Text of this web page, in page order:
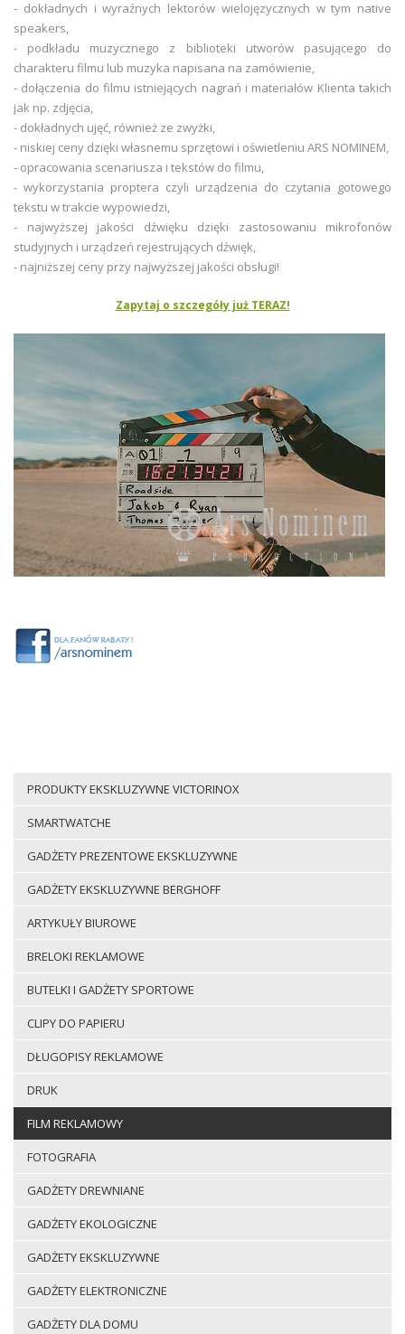
- dokładnych i wyraźnych lektorów wielojęzycznych w tym native
speakers,
- podkładu muzycznego z biblioteki utworów pasującego do
charakteru filmu lub muzyka napisana na zamówienie,
- dołączenia do filmu istniejących nagrań i materiałów Klienta takich
jak np. zdjęcia,
- dokładnych ujęć, również ze zwyżki,
- niskiej ceny dzięki własnemu sprzętowi i oświetleniu ARS NOMINEM,
- opracowania scenariusza i tekstów do filmu,
- wykorzystania proptera czyli urządzenia do czytania gotowego
tekstu w trakcie wypowiedzi,
- najwyższej jakości dźwięku dzięki zastosowaniu mikrofonów
studyjnych i urządzeń rejestrujących dźwięk,
- najniższej ceny przy najwyższej jakości obsługi!
Zapytaj o szczegóły już TERAZ!
PRODUKTY EKSKLUZYWNE VICTORINOX
SMARTWATCHE
GADŻETY PREZENTOWE EKSKLUZYWNE
GADŻETY EKSKLUZYWNE BERGHOFF
ARTYKUŁY BIUROWE
BRELOKI REKLAMOWE
BUTELKI I GADŻETY SPORTOWE
CLIPY DO PAPIERU
DŁUGOPISY REKLAMOWE
DRUK
FILM REKLAMOWY
FOTOGRAFIA
GADŻETY DREWNIANE
GADŻETY EKOLOGICZNE
GADŻETY EKSKLUZYWNE
GADŻETY ELEKTRONICZNE
GADŻETY DLA DOMU